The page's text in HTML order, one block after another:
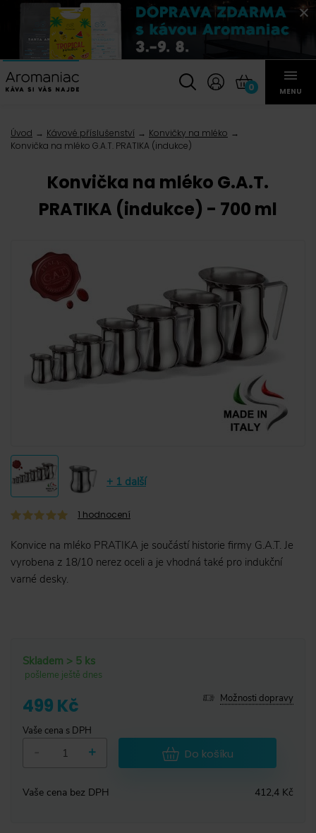
0 MENU
Úvod Kávové příslušenství
Konvičky na mléko
Konvička na mléko G.A.T. PRATIKA (indukce)
Konvička na mléko G.A.T.
PRATIKA (indukce) - 700 ml
+ 1 další
1 hodnocení
Konvice na mléko PRATIKA je součástí historie firmy G.A.T. Je
vyrobena z 18/10 nerez oceli a je vhodná také pro indukční
varné desky.
Skladem > 5 ks
pošleme ještě dnes
499 Kč
Vaše cena s DPH
Možnosti dopravy
+ Do košíku
Vaše cena bez DPH 412,4 Kč